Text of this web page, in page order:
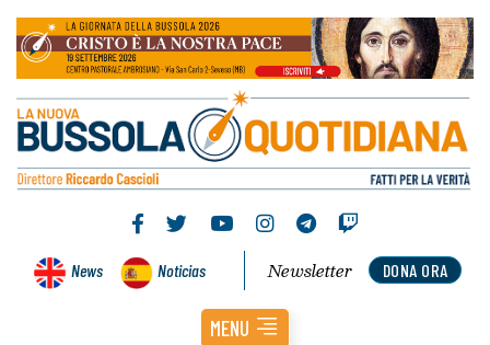
News Noticias DONA ORA
Newsletter
MENU